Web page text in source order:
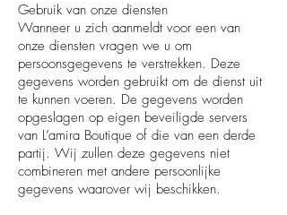
Gebruik van onze diensten
Wanneer u zich aanmeldt voor een van
onze diensten vragen we u om
persoonsgegevens te verstrekken. Deze
gegevens worden gebruikt om de dienst uit
te kunnen voeren. De gegevens worden
opgeslagen op eigen beveiligde servers
van L’amira Boutique of die van een derde
partij. Wij zullen deze gegevens niet
combineren met andere persoonlijke
gegevens waarover wij beschikken.